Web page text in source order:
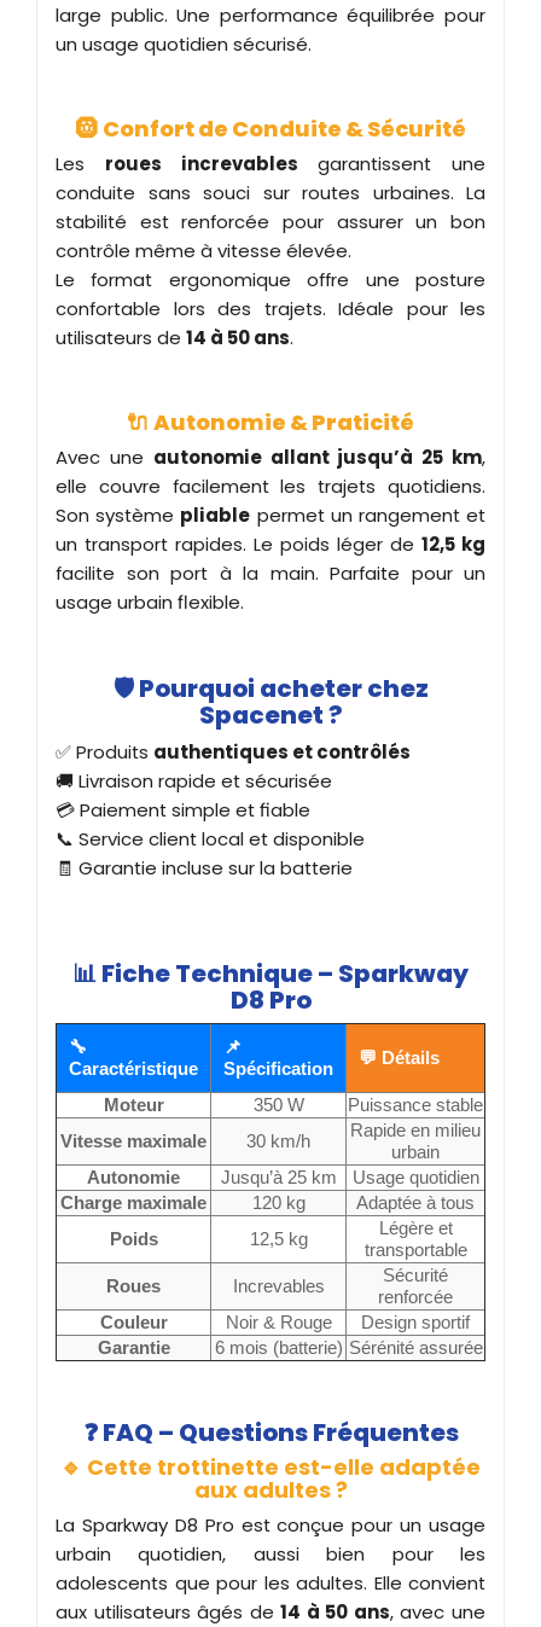
large public. Une performance équilibrée pour
un usage quotidien sécurisé.
🛞 Confort de Conduite & Sécurité
Les roues increvables garantissent une
conduite sans souci sur routes urbaines. La
stabilité est renforcée pour assurer un bon
contrôle même à vitesse élevée.
Le format ergonomique offre une posture
confortable lors des trajets. Idéale pour les
utilisateurs de 14 à 50 ans.
🔌 Autonomie & Praticité
Avec une autonomie allant jusqu’à 25 km,
elle couvre facilement les trajets quotidiens.
Son système pliable permet un rangement et
un transport rapides. Le poids léger de 12,5 kg
facilite son port à la main. Parfaite pour un
usage urbain flexible.
🛡️Pourquoi acheter chez
Spacenet ?
✅ Produits authentiques et contrôlés
🚚 Livraison rapide et sécurisée
💳 Paiement simple et fiable
📞 Service client local et disponible
🧾 Garantie incluse sur la batterie
📊Fiche Technique – Sparkway
D8 Pro
🔧
Caractéristique
📌
Spécification
💬 Détails
Moteur 350 W
Puissance stable
Vitesse maximale
30 km/h
Rapide en milieu
urbain
Autonomie
Jusqu’à 25 km
Usage quotidien
Charge maximale
120 kg
Adaptée à tous
Poids
12,5 kg
Légère et
transportable
Roues
Increvables
Sécurité
renforcée
Couleur
Noir & Rouge
Design sportif
Garantie
6 mois (batterie) Sérénité assurée
❓FAQ – Questions Fréquentes
🔹 Cette trottinette est-elle adaptée
aux adultes ?
La Sparkway D8 Pro est conçue pour un usage
urbain quotidien, aussi bien pour les
adolescents que pour les adultes. Elle convient
aux utilisateurs âgés de14 à 50 ans, avec une